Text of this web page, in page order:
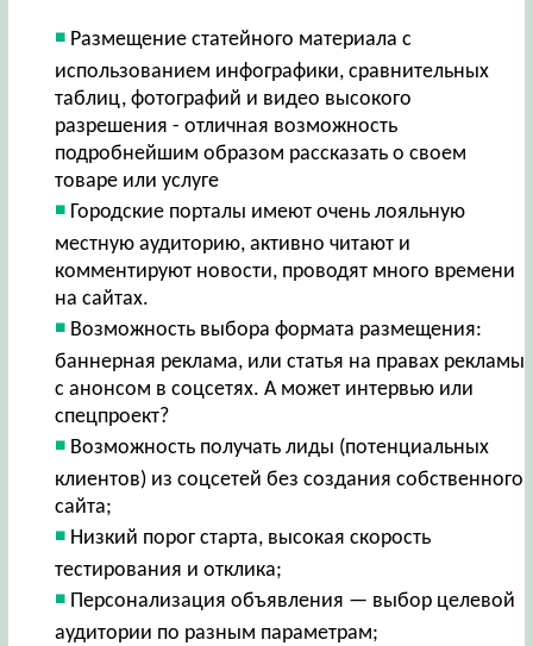
Размещение статейного материала с
использованием инфографики, сравнительных
таблиц, фотографий и видео высокого
разрешения - отличная возможность
подробнейшим образом рассказать о своем
товаре или услуге
Городские порталы имеют очень лояльную
местную аудиторию, активно читают и
комментируют новости, проводят много времени
на сайтах.
Возможность выбора формата размещения:
баннерная реклама, или статья на правах рекламы
с анонсом в соцсетях. А может интервью или
спецпроект?
Возможность получать лиды (потенциальных
клиентов) из соцсетей без создания собственного
сайта;
Низкий порог старта, высокая скорость
тестирования и отклика;
Персонализация объявления — выбор целевой
аудитории по разным параметрам;